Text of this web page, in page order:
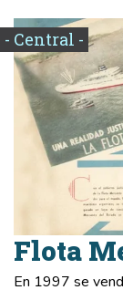
- Central -
Flota
En 1997 se